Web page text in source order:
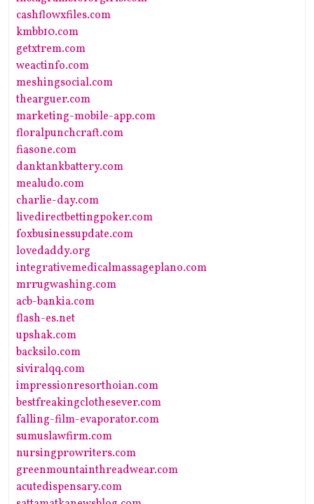
cashflowxfiles.com
kmbb10.com
getxtrem.com
weactinfo.com
meshingsocial.com
thearguer.com
marketing-mobile-app.com
floralpunchcraft.com
fiasone.com
danktankbattery.com
mealudo.com
charlie-day.com
livedirectbettingpoker.com
foxbusinessupdate.com
lovedaddy.org
integrativemedicalmassageplano.com
mrrugwashing.com
acb-bankia.com
flash-es.net
upshak.com
backsilo.com
siviralqq.com
impressionresorthoian.com
bestfreakingclothesever.com
falling-film-evaporator.com
sumuslawfirm.com
nursingprowriters.com
greenmountainthreadwear.com
acutedispensary.com